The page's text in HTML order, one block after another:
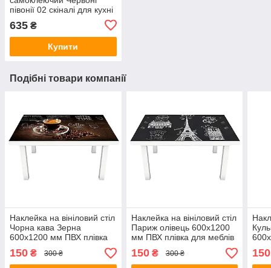
півонії 02 скіналі для кухні
наклейка ПВХ квіти чорний
600х2500 мм
635 ₴
Купити
Подібні товари компанії
Наклейка на вініловий стіл
Чорна кава Зерна
600х1200 мм ПВХ плівка
для меблів інтер'єрна 3D
150 ₴ 300 ₴
Наклейка на вініловий стіл
Париж олівець 600х1200
мм ПВХ плівка для меблів
інтер'єрна 3D
150₴ 300 ₴
для
150